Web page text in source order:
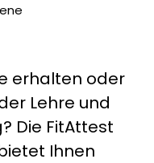
erhalten oder
Lehre und
Die FitAttest
Ihnen